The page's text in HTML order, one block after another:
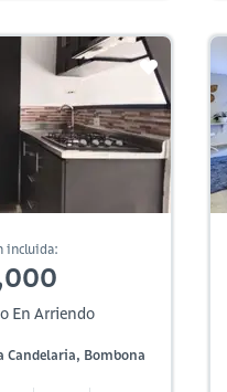
incluida:
En Arriendo
Candelaria, Bombona